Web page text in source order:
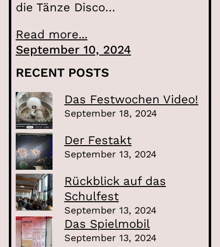
die Tänze Disco…
Read more...
September 10, 2024
RECENT POSTS
Das Festwochen Video!
September 18, 2024
Der Festakt
September 13, 2024
Rückblick auf das
Schulfest
September 13, 2024
Das Spielmobil
September 13, 2024